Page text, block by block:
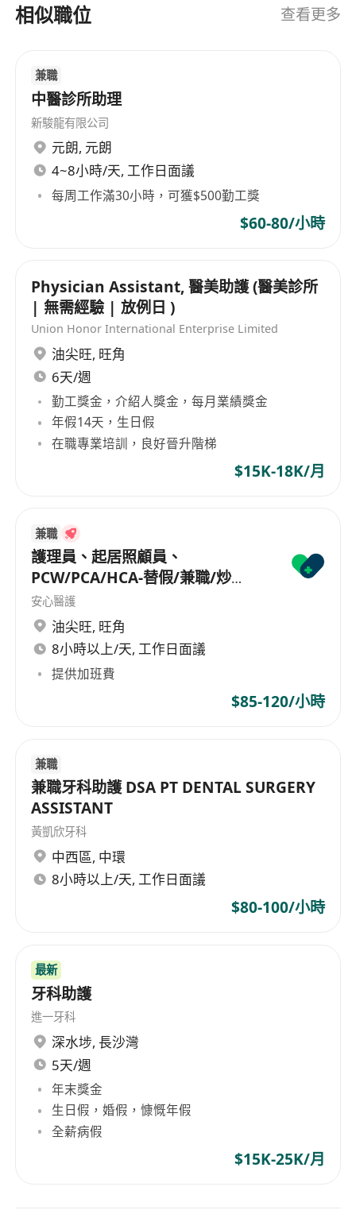
良好粵語，一般英語及普通話
薪金及福利：
彈性編更，平均每週工作45小時(實際上班日數
視各診所營業時間而定)
另設有勤工獎、應診獎金、每年酬情性花紅
享有17天銀行假期、有薪年假及生日假期等
提供醫療及牙科福利(連直系家屬)
如有任何查詢，請WhatsApp********* 或按以下
連結直接進入對話：
*************************
盈健醫療會保留應徵者的個人資料不超過二十四個
月以供日後招聘用途。如集團的附屬或聯營機構在
此其間出現職位空缺，集團會將閣下的申請交予有
關單位/部門考慮。按個人資料私隱條例，閣下有權
申請查閱或更改個人資料。若閣下欲行使以上之權
相似職位 查看更多
兼職
中醫診所助理
新駿龍有限公司
元朗, 元朗
4~8小時/天, 工作日面議
每周工作滿30小時，可獲$500勤工獎
$60-80/小時
Physician Assistant, 醫美助護 (醫美診所
| 無需經驗 | 放例日 )
Union Honor International Enterprise Limited
油尖旺, 旺角
6天/週
勤工獎金，介紹人獎金，每月業績獎金
年假14天，生日假
在職專業培訓，良好晉升階梯
$15K-18K/月
兼職
護理員、起居照顧員、
PCW/PCA/HCA-替假/兼職/炒
散/freelance/parttime
安心醫護
油尖旺, 旺角
8小時以上/天, 工作日面議
提供加班費
$85-120/小時
兼職
兼職牙科助護 DSA PT DENTAL SURGERY
ASSISTANT
黃凱欣牙科
中西區, 中環
8小時以上/天, 工作日面議
$80-100/小時
最新
牙科助護
進一牙科
深水埗, 長沙灣
5天/週
年末獎金
生日假，婚假，慷慨年假
全薪病假
$15K-25K/月